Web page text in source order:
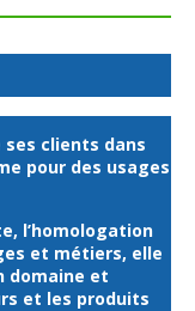
ses clients dans
pour des usages
l’homologation
et métiers, elle
domaine et
et les produits